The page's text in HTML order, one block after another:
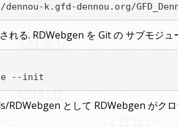
k.gfd-dennou.org/
れる. RDWebgen を Git の サブモジュ
--init
として RDWebgen がク